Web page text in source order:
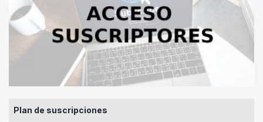
Plan de suscripciones